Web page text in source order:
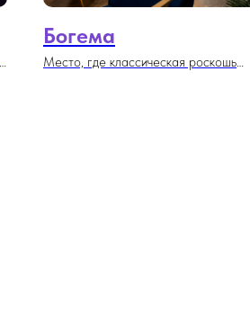
Богема
Место, где классическая роскошь